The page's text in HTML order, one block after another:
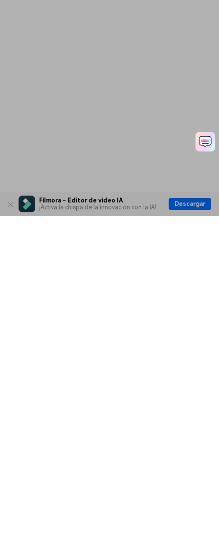
Filmora - Editor de video IA
¡Activa la chispa de la innovación con la IA!
Descargar